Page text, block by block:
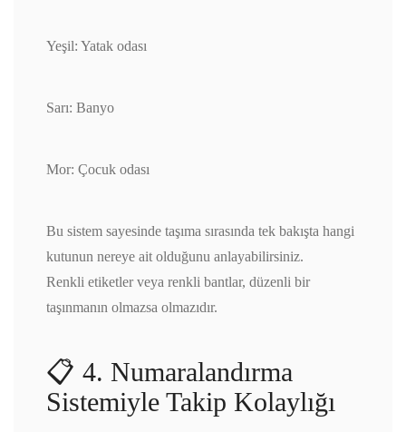
Yeşil: Yatak odası
Sarı: Banyo
Mor: Çocuk odası
Bu sistem sayesinde taşıma sırasında tek bakışta hangi
kutunun nereye ait olduğunu anlayabilirsiniz.
Renkli etiketler veya renkli bantlar, düzenli bir
taşınmanın olmazsa olmazıdır.
📋 4. Numaralandırma
Sistemiyle Takip Kolaylığı